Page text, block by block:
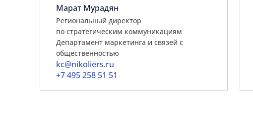
Марат Мурадян
Региональный директор
по стратегическим коммуникациям
Департамент маркетинга и связей с
общественностью
kc@nikoliers.ru
+7 495 258 51 51